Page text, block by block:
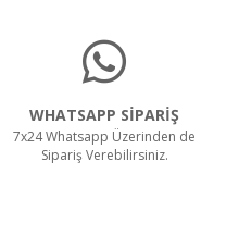
WHATSAPP SİPARİŞ
7x24 Whatsapp Üzerinden de
Sipariş Verebilirsiniz.